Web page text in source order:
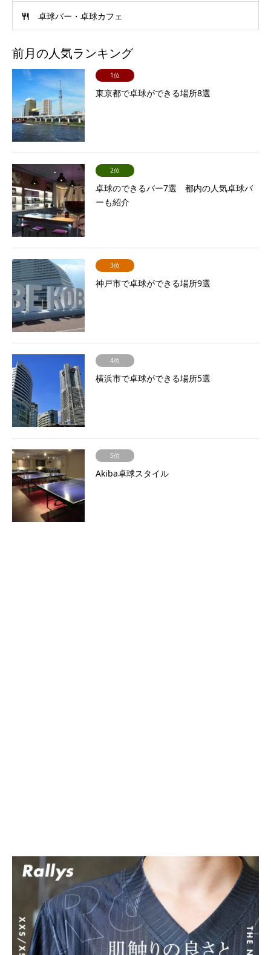
卓球バー・卓球カフェ
前月の人気ランキング
1位
東京都で卓球ができる場所8選
2位
卓球のできるバー7選 都内の人気卓球バ
ーも紹介
3位
神戸市で卓球ができる場所9選
4位
横浜市で卓球ができる場所5選
5位
Akiba卓球スタイル